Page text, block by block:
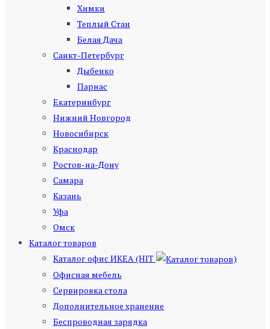
Химки
Теплый Стан
Белая Дача
Санкт-Петербург
Дыбенко
Парнас
Екатеринбург
Нижний Новгород
Новосибирск
Краснодар
Ростов-на-Дону
Самара
Казань
Уфа
Омск
Каталог товаров
Каталог офис ИКЕА (HIT
)
Офисная мебель
Сервировка стола
Дополнительное хранение
Беспроводная зарядка